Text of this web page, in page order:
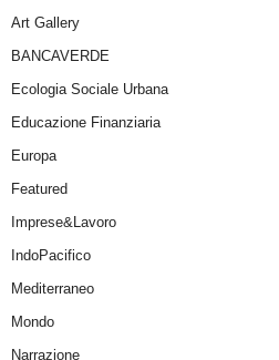
Art Gallery
BANCAVERDE
Ecologia Sociale Urbana
Educazione Finanziaria
Europa
Featured
Imprese&Lavoro
IndoPacifico
Mediterraneo
Mondo
Narrazione